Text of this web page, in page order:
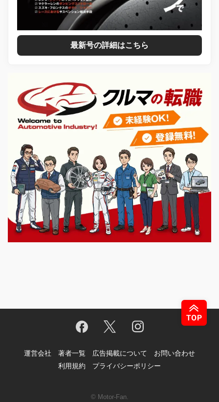
最新号の詳細はこちら
運営会社 著者一覧 広告掲載について
お問い合わせ
利用規約
プライバシーポリシー
© Motor-Fan.